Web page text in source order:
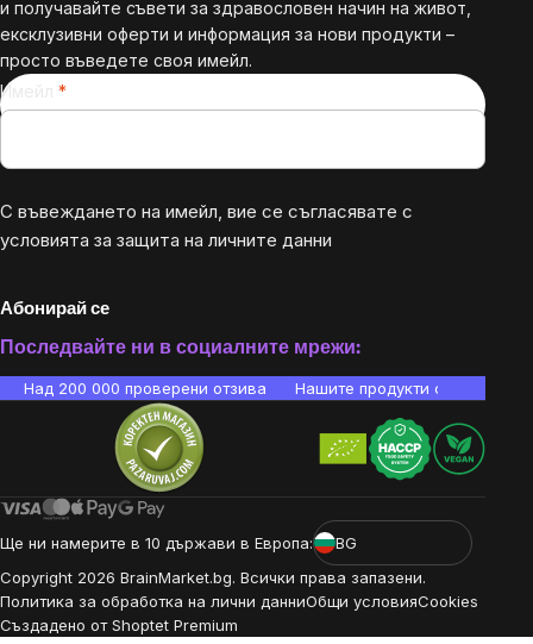
и получавайте съвети за здравословен начин на живот,
ексклузивни оферти и информация за нови продукти –
просто въведете своя имейл.
Имейл
С въвеждането на имейл, вие се съгласявате с
условията за защита на личните данни
Абонирай се
Последвайте ни в социалните мрежи:
Над 200 000 проверени отзива Нашите продукти са
Ще ни намерите в 10 държави в Европа:
BG
Copyright 2026 BrainMarket.bg. Всички права запазени.
Политика за обработка на лични данниОбщи условияCookies
Създадено от Shoptet Premium